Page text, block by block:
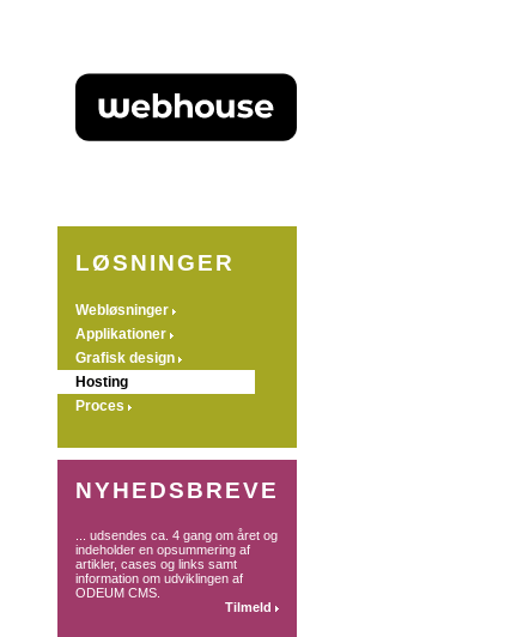
LØSNINGER
Webløsninger
Applikationer
Grafisk design
Hosting
Proces
NYHEDSBREVE
... udsendes ca. 4 gang om året og
indeholder en opsummering af
artikler, cases og links samt
information om udviklingen af
ODEUM CMS.
Tilmeld